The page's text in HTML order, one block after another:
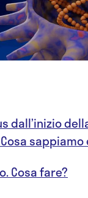
dall’inizio
Cosa fare?